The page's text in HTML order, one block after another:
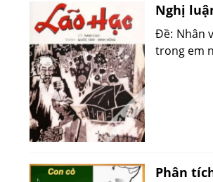
Nghị
Đề: Nhân
trong em
Phân